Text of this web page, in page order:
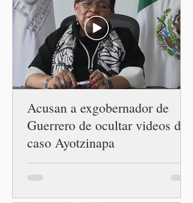
Centro LIBRE (Libertad,
Igualdad, Bienestar, Redes,
Emancipación) número 62 y
la Casa Carmen Serdán
número 25 en el estado, la
cuarta en la c
Acusan a exgobernador de
Guerrero de ocultar videos del
caso Ayotzinapa